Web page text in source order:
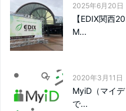
2025年6月20日
【EDIX関西
M...
2020年3月11日
MyiD（マイ
で...